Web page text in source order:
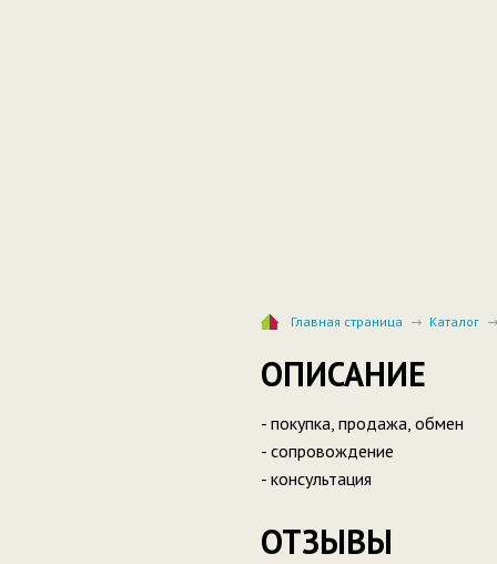
Главная страница Каталог
ОПИСАНИЕ
- покупка, продажа, обмен
- сопровождение
- консультация
ОТЗЫВЫ